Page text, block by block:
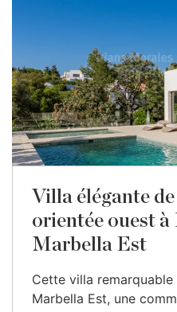
Villa élégante
orientée ouest à
Marbella Est
Cette villa remarquable
Marbella Est, une